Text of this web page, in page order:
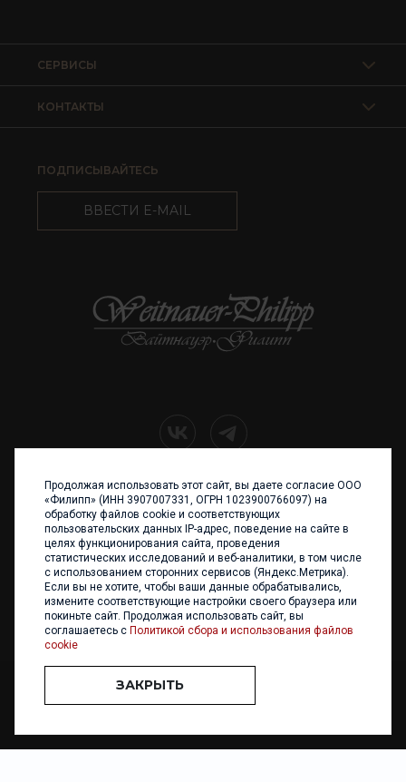
КОНТАКТЫ
СЕРВИСЫ
ПОДПИСЫВАЙТЕСЬ
ВВЕСТИ E-MAIL
+7 (4012) 960 898
236017 Калининград,
ул. Каштановая аллея, 47
Телефон: +7 4012 960 898,
+7 4012 960 856
Написать нам
ООО «ФИЛИПП» © 2013 - 2026. Все права защищены
Разработка и
Продолжая использовать этот сайт, вы даете согласие ООО
«Филипп» (ИНН 3907007331, ОГРН 1023900766097) на
обработку файлов cookie и соответствующих
пользовательских данных IP-адрес, поведение на сайте в
целях функционирования сайта, проведения
статистических исследований и веб-аналитики, в том числе
с использованием сторонних сервисов (Яндекс.Метрика).
Если вы не хотите, чтобы ваши данные обрабатывались,
измените соответствующие настройки своего браузера или
покиньте сайт. Продолжая использовать сайт, вы
соглашаетесь с Политикой сбора и использования файлов
cookie
ЗАКРЫТЬ